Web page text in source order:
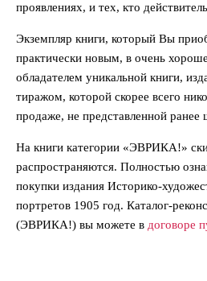
проявлениях, и тех, кто
Экземпляр книги, который Вы
практически новым, в очень
обладателем уникальной книги,
тиражом, которой скорее всего
продаже, не представленной ранее
На книги категории «ЭВРИКА!»
распространяются. Полностью
покупки издания Историко-
портретов 1905 год. Каталог-
(ЭВРИКА!) вы можете в договоре